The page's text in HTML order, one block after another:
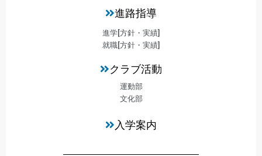
進路指導
進学[方針・実績]
就職[方針・実績]
クラブ活動
運動部
文化部
入学案内